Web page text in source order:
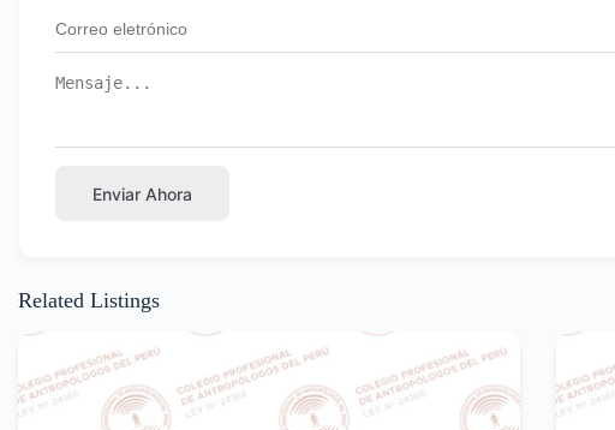
Enviar Ahora
Related Listings